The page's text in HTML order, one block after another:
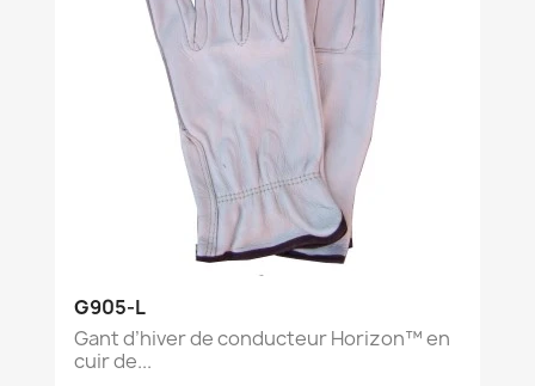
G905-L
Gant d’hiver de conducteur Horizon™ en
cuir de...